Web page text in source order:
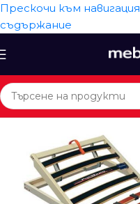
Прескочи към навигация
съдържание